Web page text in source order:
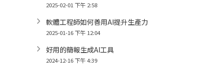
2025-02-01 下午 2:58
軟體工程師如何善用AI提升生產力
2025-01-16 下午 12:04
好用的簡報生成AI工具
2024-12-16 下午 4:39